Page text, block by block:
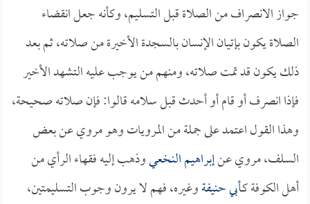
جواز الانصراف من الصلاة قبل التسليم، وكأنه جعل انقضاء
الصلاة يكون بإتيان الإنسان بالسجدة الأخيرة من صلاته، ثم بعد
ذلك يكون قد تمت صلاته، ومنهم من يوجب عليه التشهد الأخير
فإذا انصرف أو قام أو أحدث قبل سلامه قالوا: فإن صلاته صحيحة،
وهذا القول اعتمد على جملة من المرويات وهو مروي عن بعض
السلف، مروي عنإبراهيم النخعيوذهب إليه فقهاء الرأي من
أهل الكوفة كـأبي حنيفةوغيره، فهم لا يرون وجوب التسليمتين،